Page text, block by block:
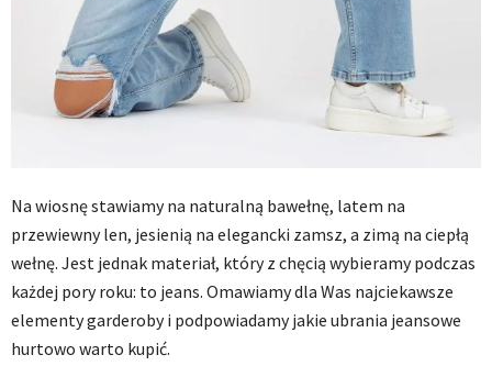
Na wiosnę stawiamy na naturalną bawełnę, latem na
przewiewny len, jesienią na elegancki zamsz, a zimą na ciepłą
wełnę. Jest jednak materiał, który z chęcią wybieramy podczas
każdej pory roku: to jeans. Omawiamy dla Was najciekawsze
elementy garderoby i podpowiadamy jakie ubrania jeansowe
hurtowo warto kupić.